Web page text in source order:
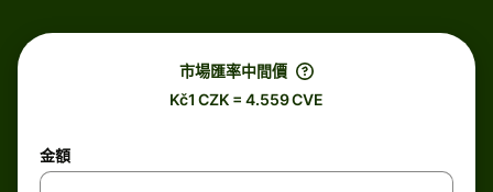
市場匯率中間價
Kč1 CZK = 4.559 CVE
金額